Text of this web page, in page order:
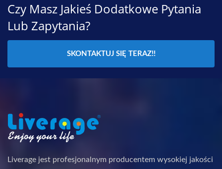
Czy Masz Jakieś Dodatkowe Pytania
Lub Zapytania?
SKONTAKTUJ SIĘ TERAZ!!
Liverage jest profesjonalnym producentem wysokiej jakości